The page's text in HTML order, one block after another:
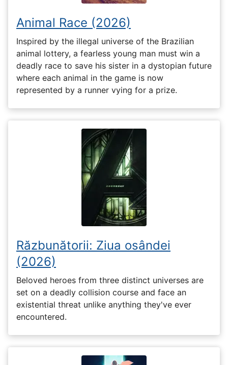
Animal Race (2026)
Inspired by the illegal universe of the Brazilian
animal lottery, a fearless young man must win a
deadly race to save his sister in a dystopian future
where each animal in the game is now
represented by a runner vying for a prize.
Răzbunătorii: Ziua osândei
(2026)
Beloved heroes from three distinct universes are
set on a deadly collision course and face an
existential threat unlike anything they've ever
encountered.